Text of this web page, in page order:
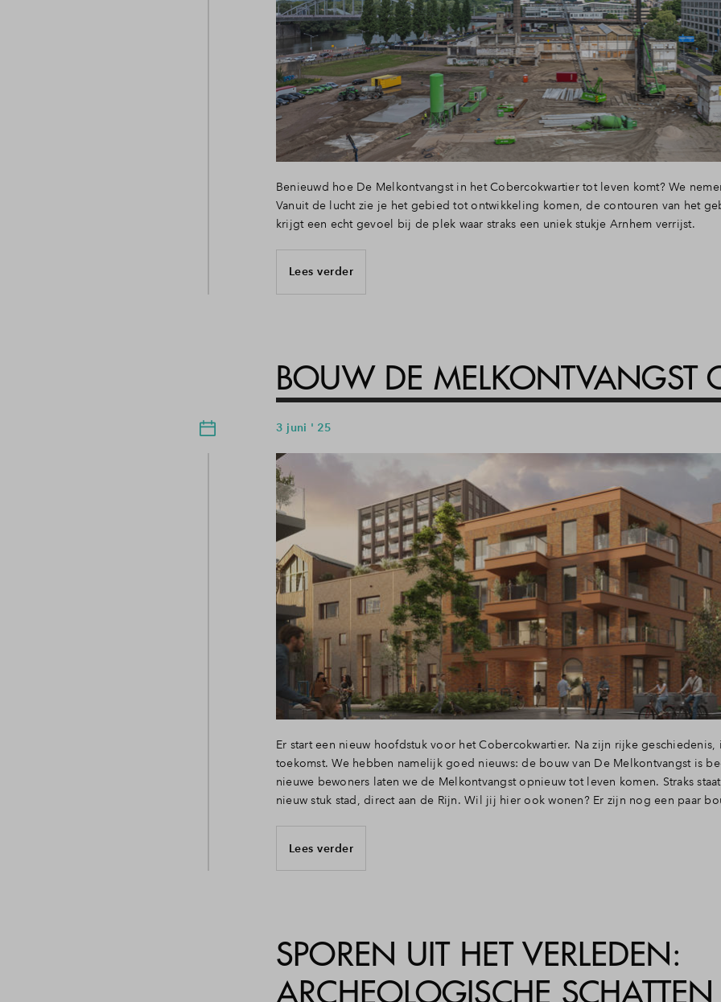
Woning kopen
Veelgestelde vragen
Contact
Benieuwd hoe De Melkontvangst in het Cobercokwartier tot leven komt? We
Vanuit de lucht zie je het gebied tot ontwikkeling komen, de contouren van het
krijgt een echt gevoel bij de plek waar straks een uniek stukje Arnhem verrijst.
Lees verder
BOUW DE MELKONTVANGST
3 juni ' 25
Er start een nieuw hoofdstuk voor het Cobercokwartier. Na zijn rijke
toekomst. We hebben namelijk goed nieuws: de bouw van De Melkontvangst is
nieuwe bewoners laten we de Melkontvangst opnieuw tot leven komen. Straks
nieuw stuk stad, direct aan de Rijn. Wil jij hier ook wonen? Er zijn nog een paar
Lees verder
SPOREN UIT HET VERLEDEN:
ARCHEOLOGISCHE SCHATTEN